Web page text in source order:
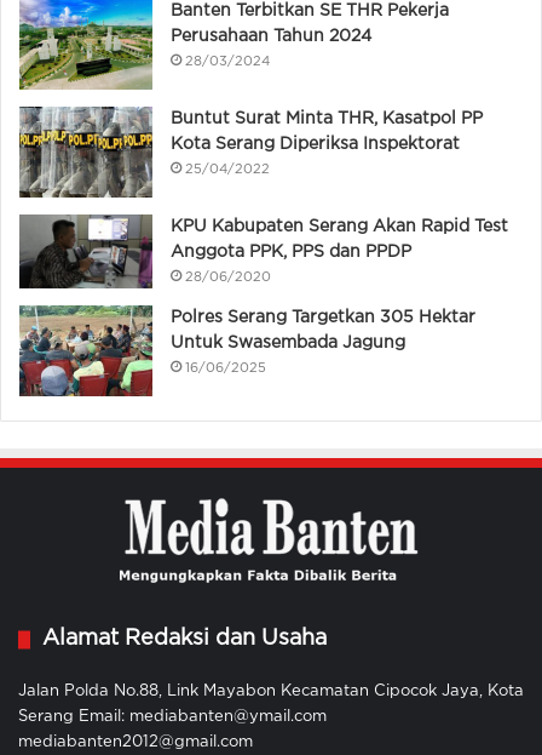
Banten Terbitkan SE THR Pekerja
Perusahaan Tahun 2024
28/03/2024
Buntut Surat Minta THR, Kasatpol PP
Kota Serang Diperiksa Inspektorat
25/04/2022
KPU Kabupaten Serang Akan Rapid Test
Anggota PPK, PPS dan PPDP
28/06/2020
Polres Serang Targetkan 305 Hektar
Untuk Swasembada Jagung
16/06/2025
Alamat Redaksi dan Usaha
Jalan Polda No.88, Link Mayabon Kecamatan Cipocok Jaya, Kota
Serang Email: mediabanten@ymail.com
mediabanten2012@gmail.com